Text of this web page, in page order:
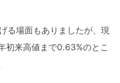
る場面もありましたが、現
初来高値まで0.63%のとこ